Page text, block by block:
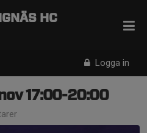
Logga in
HC
17:00-20:00